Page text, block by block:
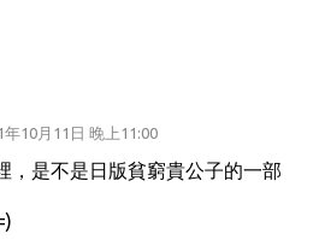
年10月11日 晚上11:00
，是不是日版貧窮貴公子的一部